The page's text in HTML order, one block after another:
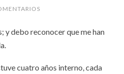
y debo reconocer que me han
cuatro años interno, cada